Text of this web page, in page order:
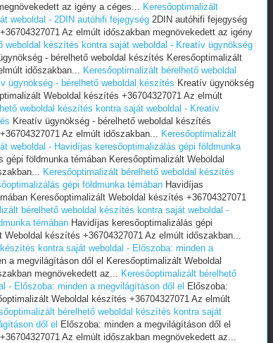
az igény a céges... Keresőoptimalizált
weboldal - 2DIN autóhifi fejegység 2DIN autóhifi fejegység
Az elmúlt időszakban megnövekedett az igény
weboldal készítés kontra saját weboldal - Kreatív ügynökség
- bérelhető weboldal készítés Keresőoptimalizált
időszakban... Keresőoptimalizált bérelhető weboldal
ügynökség - bérelhető weboldal készítés Kreatív ügynökség
Weboldal készítés +36704327071 Az elmúlt
weboldal készítés kontra saját weboldal - Kreatív
Kreatív ügynökség - bérelhető weboldal készítés
Az elmúlt időszakban... Keresőoptimalizált
weboldal - Havidíjas keresőoptimalizálás gépi földmunka
gépi földmunka témában Keresőoptimalizált Weboldal
Keresőoptimalizált bérelhető weboldal készítés
gépi földmunka témában Havidíjas
Keresőoptimalizált Weboldal készítés +36704327071
bérelhető weboldal készítés kontra saját weboldal -
témában Havidíjas keresőoptimalizálás gépi
készítés +36704327071 Az elmúlt időszakban...
kontra saját weboldal - Előszoba: minden a
a megvilágításon dől el Keresőoptimalizált Weboldal
megnövekedett az... Keresőoptimalizált bérelhető
- Előszoba: minden a megvilágításon dől el Előszoba:
Weboldal készítés +36704327071 Az elmúlt
bérelhető weboldal készítés kontra saját
dől el Előszoba: minden a megvilágításon dől el
Az elmúlt időszakban megnövekedett az...